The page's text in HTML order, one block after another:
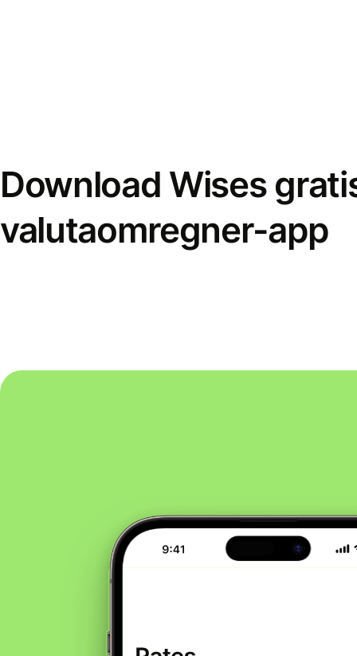
Download Wises
valutaomregner-app